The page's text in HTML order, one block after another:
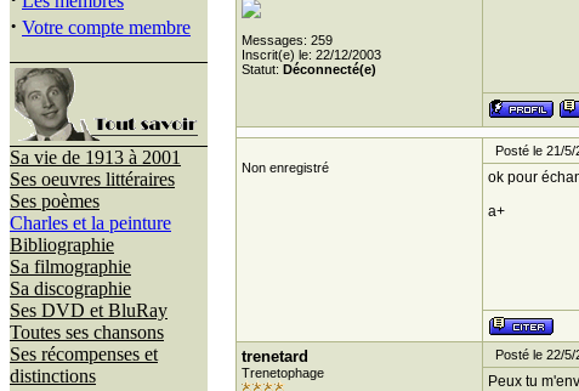
· Votre compte membre
Sa vie de 1913 à 2001
Ses oeuvres littéraires
Ses poèmes
Charles et la peinture
Bibliographie
Sa filmographie
Sa discographie
Ses DVD et BluRay
Toutes ses chansons
Ses récompenses et
distinctions
Messages: 259
Inscrit(e) le: 22/12/2003
Statut: Déconnecté(e)
Non enregistré
Posté le 21/5/
ok pour
a+
trenetard
Trenetophage
Posté le 22/5/
Peux tu